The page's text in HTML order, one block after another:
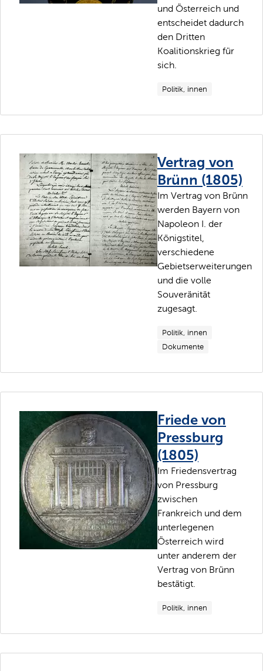
und Österreich und
entscheidet dadurch
den Dritten
Koalitionskrieg für
sich.
Politik, innen
Vertrag von
Brünn (1805)
Im Vertrag von Brünn
werden Bayern von
Napoleon I. der
Königstitel,
verschiedene
Gebietserweiterungen
und die volle
Souveränität
zugesagt.
Politik, innen
Dokumente
Friede von
Pressburg
(1805)
Im Friedensvertrag
von Pressburg
zwischen
Frankreich und dem
unterlegenen
Österreich wird
unter anderem der
Vertrag von Brünn
bestätigt.
Politik, innen